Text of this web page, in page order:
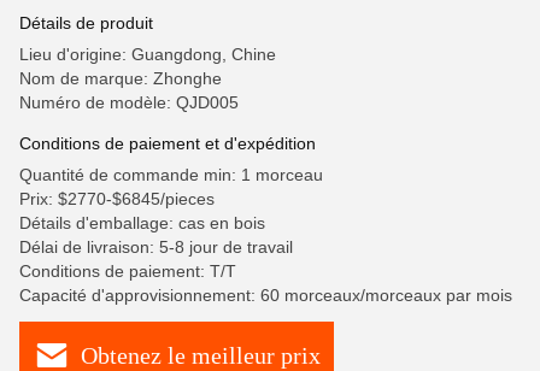
Détails de produit
Lieu d'origine: Guangdong, Chine
Nom de marque: Zhonghe
Numéro de modèle: QJD005
Conditions de paiement et d'expédition
Quantité de commande min: 1 morceau
Prix: $2770-$6845/pieces
Détails d'emballage: cas en bois
Délai de livraison: 5-8 jour de travail
Conditions de paiement: T/T
Capacité d'approvisionnement: 60 morceaux/morceaux par mois
Obtenez le meilleur prix